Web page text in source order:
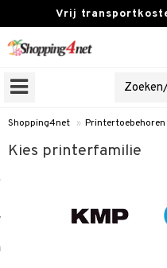
Vrij
Contactlenzen
Brands
Shopping4net » Printertoebehoren
Kies printerfamilie
antwoorden